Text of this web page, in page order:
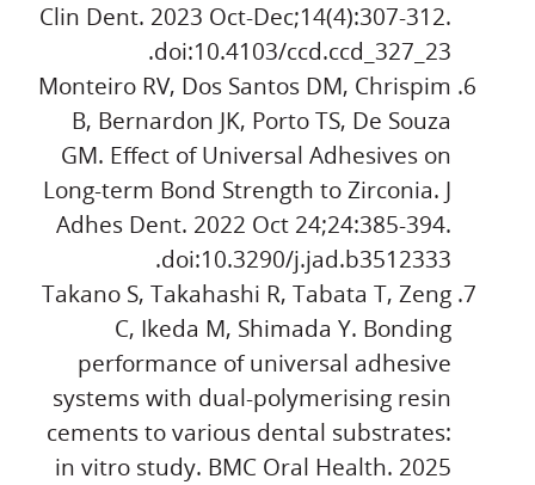
Clin Dent. 2023 Oct-Dec;14(4):307-312.
doi:10.4103/ccd.ccd_327_23.
Monteiro RV, Dos Santos DM, Chrispim
B, Bernardon JK, Porto TS, De Souza
GM. Effect of Universal Adhesives on
Long-term Bond Strength to Zirconia. J
Adhes Dent. 2022 Oct 24;24:385-394.
doi:10.3290/j.jad.b3512333.
Takano S, Takahashi R, Tabata T, Zeng
C, Ikeda M, Shimada Y. Bonding
performance of universal adhesive
systems with dual-polymerising resin
cements to various dental substrates:
in vitro study. BMC Oral Health. 2025